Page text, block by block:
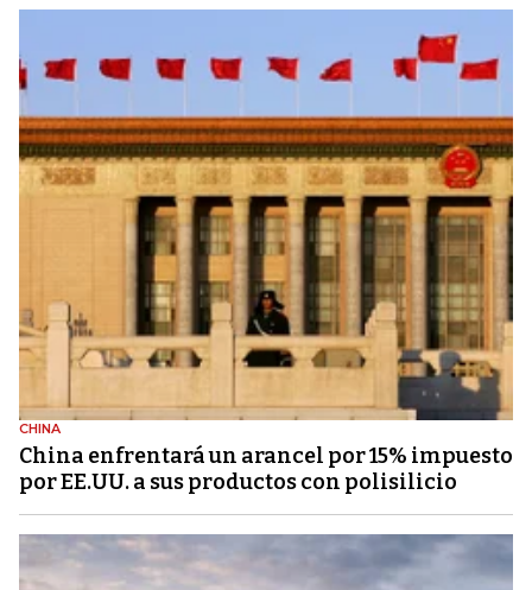
CHINA
China enfrentará un arancel por 15% impuesto
por EE.UU. a sus productos con polisilicio